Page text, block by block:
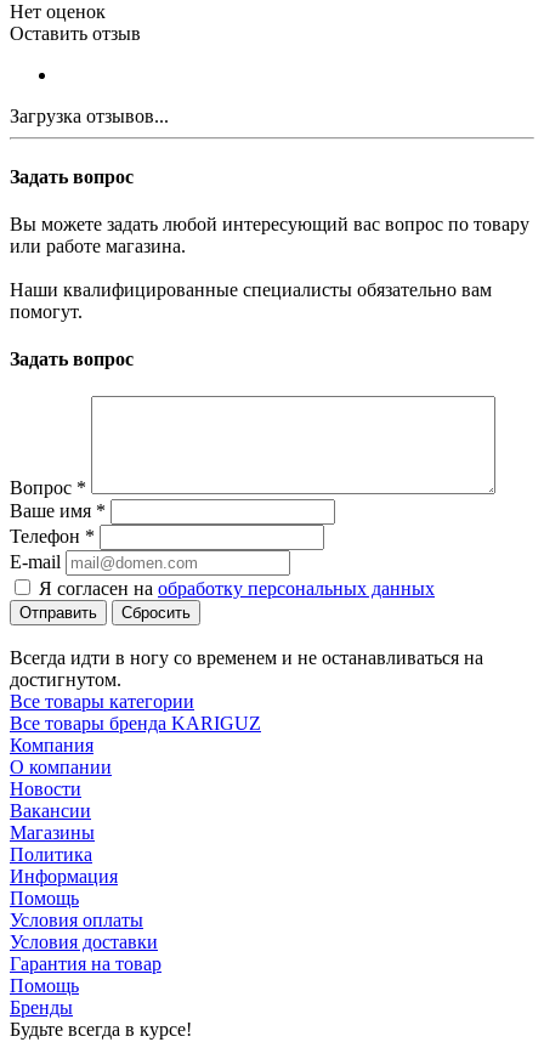
Нет оценок
Оставить отзыв
Загрузка отзывов...
Задать вопрос
Вы можете задать любой интересующий вас вопрос по товару
или работе магазина.
Наши квалифицированные специалисты обязательно вам
помогут.
Задать вопрос
Вопрос *
Ваше имя *
Телефон *
E-mail
Я согласен на обработку персональных данных
Сбросить
Всегда идти в ногу со временем и не останавливаться на
достигнутом.
Все товары категории
Все товары бренда KARIGUZ
Компания
О компании
Новости
Вакансии
Магазины
Политика
Информация
Помощь
Условия оплаты
Условия доставки
Гарантия на товар
Помощь
Бренды
Будьте всегда в курсе!